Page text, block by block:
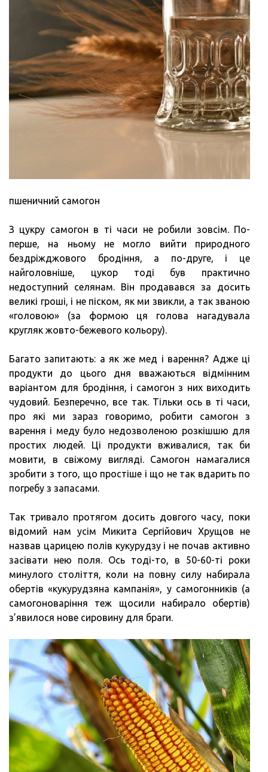
пшеничний самогон
З цукру самогон в ті часи не робили зовсім. По-
перше, на ньому не могло вийти природного
бездріжджового бродіння, а по-друге, і це
найголовніше, цукор тоді був практично
недоступний селянам. Він продавався за досить
великі гроші, і не піском, як ми звикли, а так званою
«головою» (за формою ця голова нагадувала
кругляк жовто-бежевого кольору).
Багато запитають: а як же мед і варення? Адже ці
продукти до цього дня вважаються відмінним
варіантом для бродіння, і самогон з них виходить
чудовий. Безперечно, все так. Тільки ось в ті часи,
про які ми зараз говоримо, робити самогон з
варення і меду було недозволеною розкішшю для
простих людей. Ці продукти вживалися, так би
мовити, в свіжому вигляді. Самогон намагалися
зробити з того, що простіше і що не так вдарить по
погребу з запасами.
Так тривало протягом досить довгого часу, поки
відомий нам усім Микита Сергійович Хрущов не
назвав царицею полів кукурудзу і не почав активно
засівати нею поля. Ось тоді-то, в 50-60-ті роки
минулого століття, коли на повну силу набирала
обертів «кукурудзяна кампанія», у самогонників (а
самогоноваріння теж щосили набирало обертів)
з’явилося нове сировину для браги.